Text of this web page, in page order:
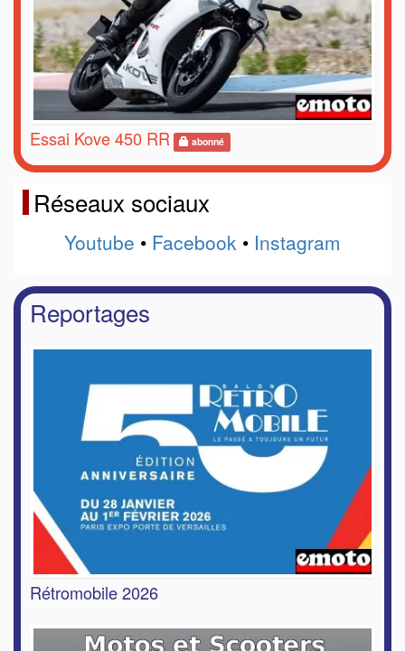
Essai Kove 450 RR abonné
Réseaux sociaux
Youtube • Facebook • Instagram
Reportages
Rétromobile 2026